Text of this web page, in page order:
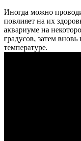
Иногда можно
повлияет на их
аквариуме на
градусов, затем
температуре.